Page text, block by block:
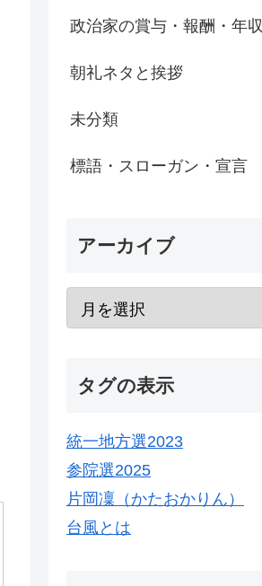
政治家の賞与・報酬・年収
朝礼ネタと挨拶
未分類
標語・スローガン・宣言
アーカイブ
タグの表示
統一地方選2023
参院選2025
片岡凜（かたおかりん）
台風とは